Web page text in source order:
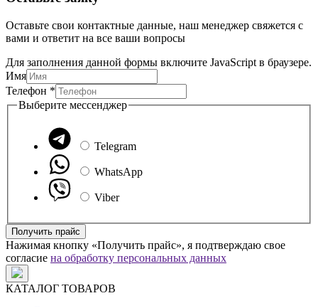
Оставьте свои контактные данные, наш менеджер свяжется с
вами и ответит на все ваши вопросы
Для заполнения данной формы включите JavaScript в браузере.
Имя
мессенджер
Телефон
Телефон *
Выберите мессенджер
Telegram
WhatsApp
Viber
Получить прайс
Нажимая кнопку «Получить прайс», я подтверждаю свое
согласие на обработку персональных данных
КАТАЛОГ ТОВАРОВ